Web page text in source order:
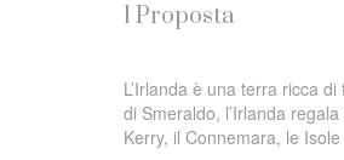
1 Proposta
L’Irlanda è una terra ricca
di Smeraldo, l’Irlanda
Kerry, il Connemara, le